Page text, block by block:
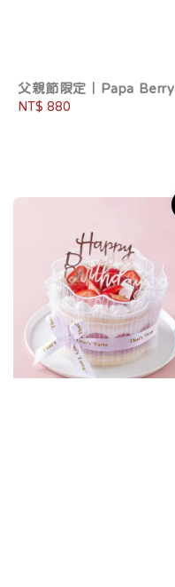
父親節限定｜Papa Berry
Regular
NT$ 880